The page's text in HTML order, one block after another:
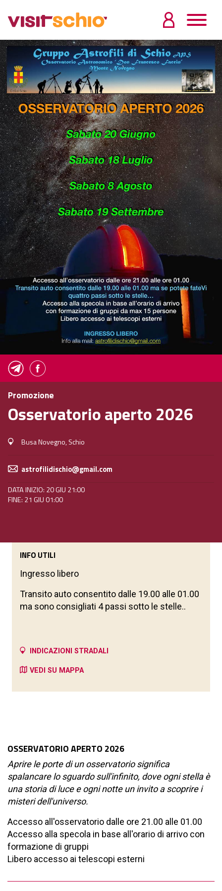
Promozione
Osservatorio aperto 2026
Busa Novegno, Schio
astrofilidischio@gmail.com
DATA INIZIO: 20 GIU 21:00
FINE: 21 GIU 01:00
OSSERVATORIO APERTO 2026
Aprire le porte di un osservatorio significa
spalancare lo sguardo sull'infinito, dove ogni stella è
una storia di luce e ogni notte un invito a scoprire i
misteri dell'universo.
Accesso all'osservatorio dalle ore 21.00 alle 01.00
Accesso alla specola in base all'orario di arrivo con
formazione di gruppi
Libero accesso ai telescopi esterni
INFO UTILI
Ingresso libero
Transito auto consentito dalle 19.00 alle 01.00
ma sono consigliati 4 passi sotto le stelle..
INDICAZIONI STRADALI
VEDI SU MAPPA